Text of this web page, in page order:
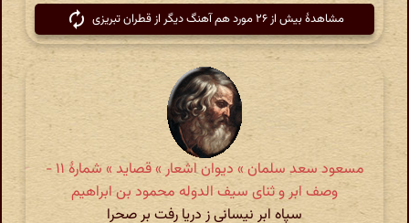
مشاهدهٔ بیش از ۲۶ مورد هم آهنگ دیگر از قطران تبریزی
مسعود سعد سلمان » دیوان اشعار » قصاید » شمارهٔ ۱۱ -
وصف ابر و ثنای سیف الدوله محمود بن ابراهیم
سپاه ابر نیسانی ز دریا رفت بر صحرا